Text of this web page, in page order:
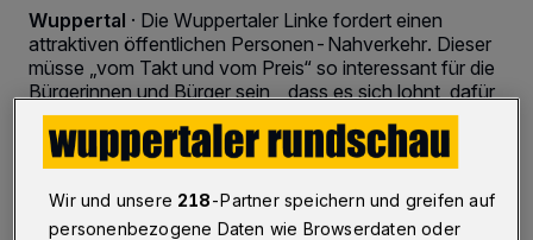
Wuppertal · Die Wuppertaler Linke fordert einen
attraktiven öffentlichen Personen-Nahverkehr. Dieser
müsse „vom Takt und vom Preis“ so interessant für die
Bürgerinnen und Bürger sein, „dass es sich lohnt, dafür
das Auto stehenzulassen“.
2 Minuten Lesezeit
Wir und unsere 218-Partner speichern und greifen auf
personenbezogene Daten wie Browserdaten oder